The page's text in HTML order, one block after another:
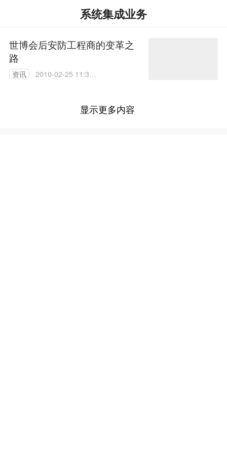
系统集成业务
世博会后安防工程商的变革之
路
资讯
2010-02-25 11:33:
显示更多内容